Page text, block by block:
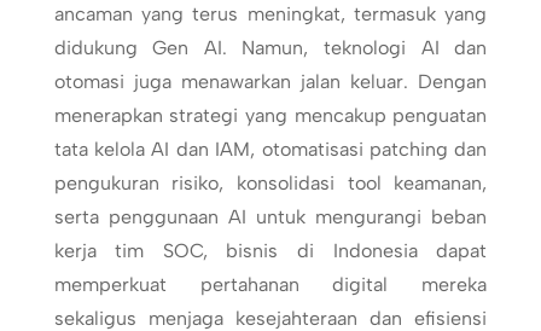
ancaman yang terus meningkat, termasuk yang
didukung Gen AI. Namun, teknologi AI dan
otomasi juga menawarkan jalan keluar. Dengan
menerapkan strategi yang mencakup penguatan
tata kelola AI dan IAM, otomatisasi patching dan
pengukuran risiko, konsolidasi tool keamanan,
serta penggunaan AI untuk mengurangi beban
kerja tim SOC, bisnis di Indonesia dapat
memperkuat pertahanan digital mereka
sekaligus menjaga kesejahteraan dan efisiensi